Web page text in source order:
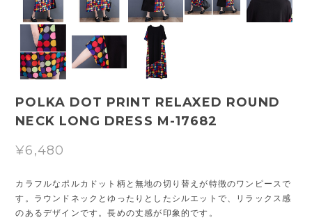
POLKA DOT PRINT RELAXED ROUND
NECK LONG DRESS M-17682
¥6,480
カラフルなポルカドット柄と無地の切り替えが特徴のワンピースで
す。ラウンドネックとゆったりとしたシルエットで、リラックス感
のあるデザインです。長めの丈感が印象的です。